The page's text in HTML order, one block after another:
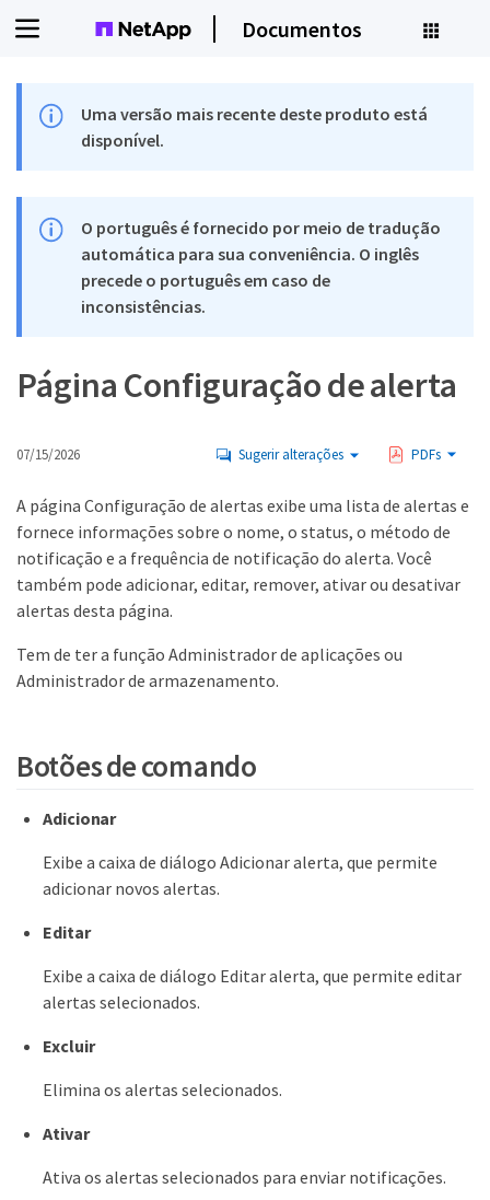
Documentos
Uma versão mais recente deste produto está
disponível.
O português é fornecido por meio de tradução
automática para sua conveniência. O inglês
precede o português em caso de
inconsistências.
Página Configuração de alerta
07/15/2026 Sugerir alterações PDFs
A página Configuração de alertas exibe uma lista de alertas e
fornece informações sobre o nome, o status, o método de
notificação e a frequência de notificação do alerta. Você
também pode adicionar, editar, remover, ativar ou desativar
alertas desta página.
Tem de ter a função Administrador de aplicações ou
Administrador de armazenamento.
Botões de comando
Adicionar
Exibe a caixa de diálogo Adicionar alerta, que permite
adicionar novos alertas.
Editar
Exibe a caixa de diálogo Editar alerta, que permite editar
alertas selecionados.
Excluir
Elimina os alertas selecionados.
Ativar
Ativa os alertas selecionados para enviar notificações.